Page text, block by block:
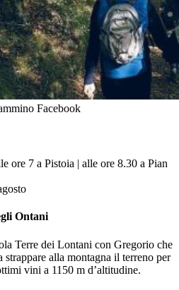
Facebook
ore 7 a Pistoia | alle ore 8.30 a Pian
Ontani
Terre dei Lontani con Gregorio che
strappare alla montagna il terreno per
vini a 1150 m d’altitudine.